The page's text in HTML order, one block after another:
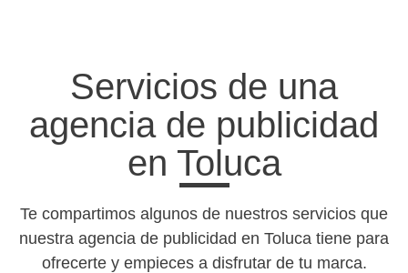
Servicios de una
agencia de publicidad
en Toluca
Te compartimos algunos de nuestros servicios que
nuestra agencia de publicidad en Toluca tiene para
ofrecerte y empieces a disfrutar de tu marca.